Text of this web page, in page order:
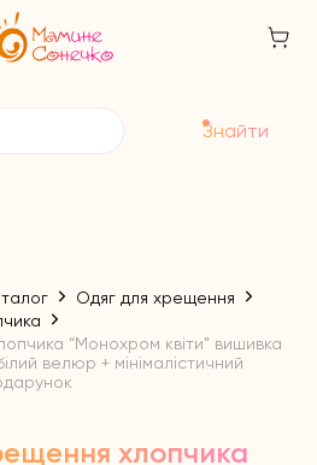
Знайти
Одяг для хрещення
“Монохром квіти” вишивка
велюр + мінімалістичний
хлопчика